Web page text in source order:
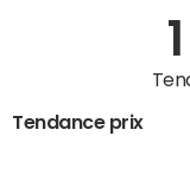
Tendance prix